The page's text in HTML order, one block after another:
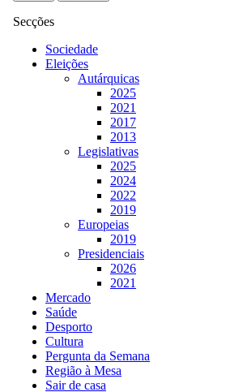
Secções
Sociedade
Eleições
Autárquicas
2025
2021
2017
2013
Legislativas
2025
2024
2022
2019
Europeias
2019
Presidenciais
2026
2021
Mercado
Saúde
Desporto
Cultura
Pergunta da Semana
Região à Mesa
Sair de casa